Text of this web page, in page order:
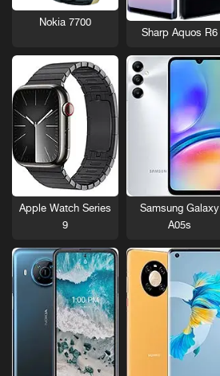
Sharp Aquos R6
Nokia 7700
Samsung Galaxy
A05s
Apple Watch Series
9